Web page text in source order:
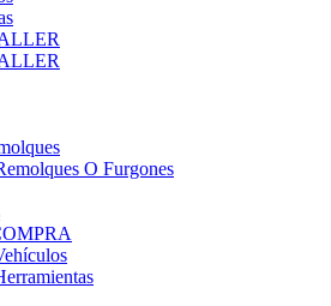
O Furgones